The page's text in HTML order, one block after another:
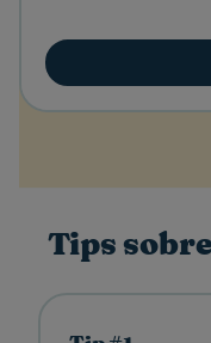
Tips